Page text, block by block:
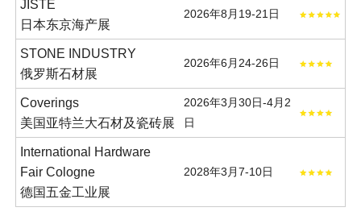
JISTE
日本东京海产展
2026年8月19-21日
STONE INDUSTRY
俄罗斯石材展
2026年6月24-26日
Coverings
美国亚特兰大石材及瓷砖展
2026年3月30日-4月2
日
International Hardware
Fair Cologne
德国五金工业展
2028年3月7-10日